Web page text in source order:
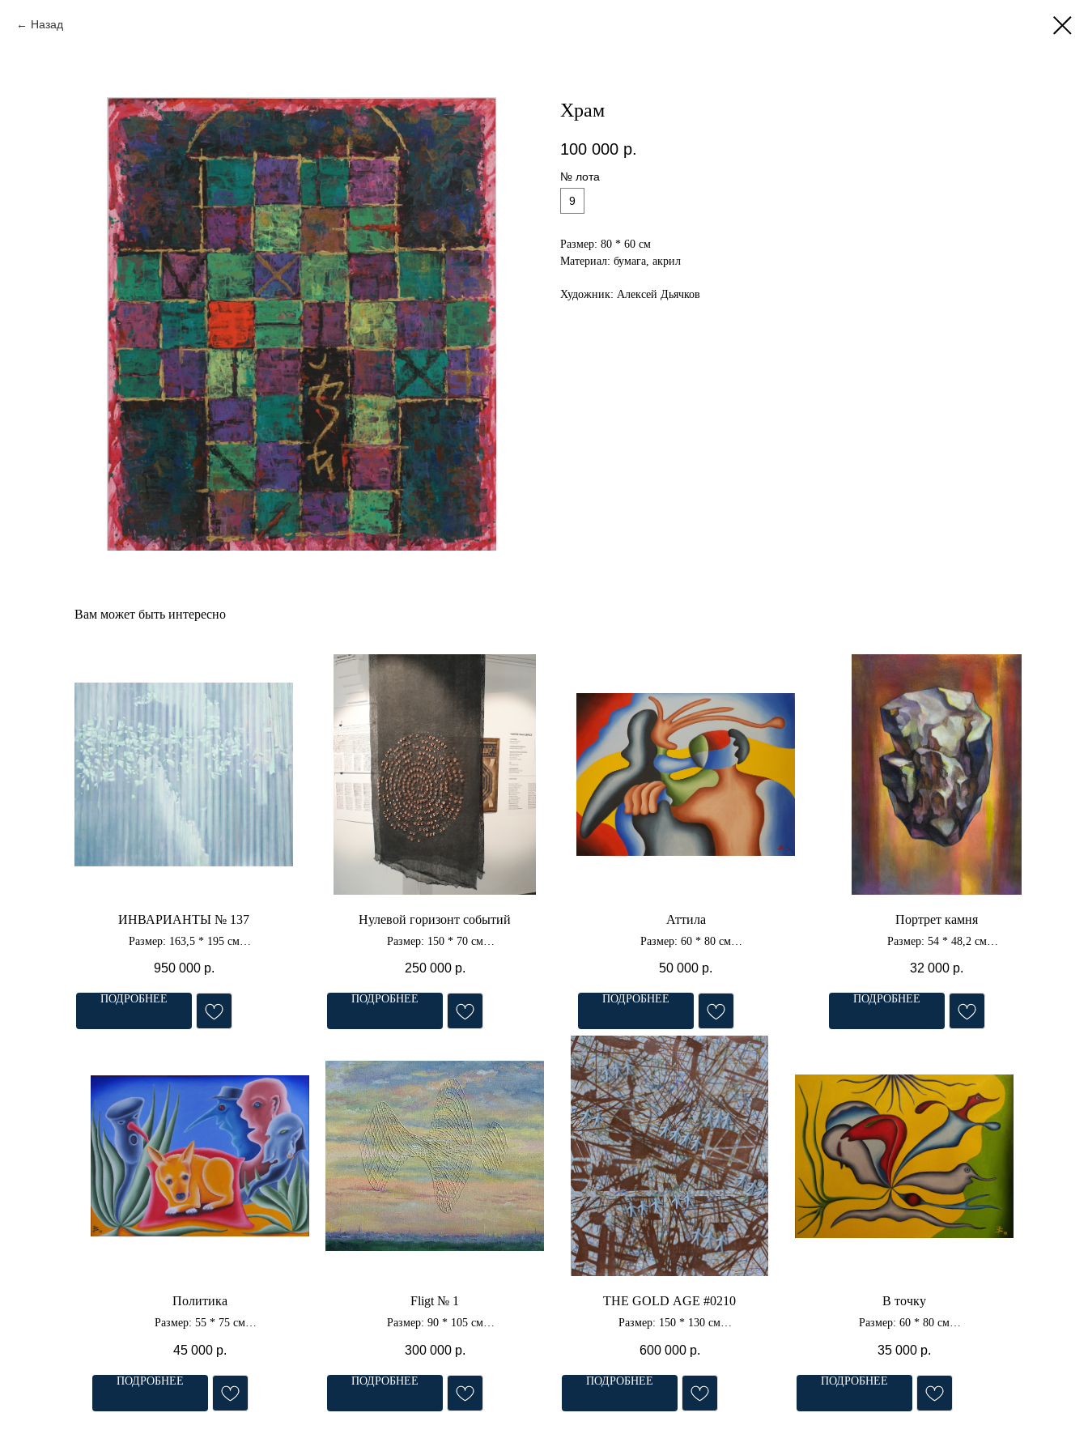
Назад
Храм
100 000 р.
№ лота
9
Размер: 80 * 60 см
Материал: бумага, акрил
Художник: Алексей Дьячков
Вам может быть интересно
ИНВАРИАНТЫ № 137
Размер: 163,5 * 195 см
950 000 р.
ПОДРОБНЕЕ
Нулевой горизонт событий
Размер: 150 * 70 см
лак, акрил
250 000 р.
ПОДРОБНЕЕ
Аттила
Размер: 60 * 80 см
50 000 р.
ПОДРОБНЕЕ
Портрет камня
Размер: 54 * 48,2 см
акварель, акрил
32 000 р.
ПОДРОБНЕЕ
Политика
Размер: 55 * 75 см
45 000 р.
ПОДРОБНЕЕ
Fligt № 1
Размер: 90 * 105 см
300 000 р.
ПОДРОБНЕЕ
THE GOLD AGE #0210
Размер: 150 * 130 см
600 000 р.
ПОДРОБНЕЕ
В точку
Размер: 60 * 80 см
35 000 р.
ПОДРОБНЕЕ